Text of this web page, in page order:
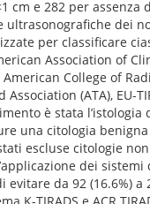
cm e 282 per assenza
ultrasonografiche dei
per classificare
Association of
American College of
(ATA), EU-
è stata l’istologia
una citologia benigna
escluse citologie
dei sistemi
da 92 (16.6%) a